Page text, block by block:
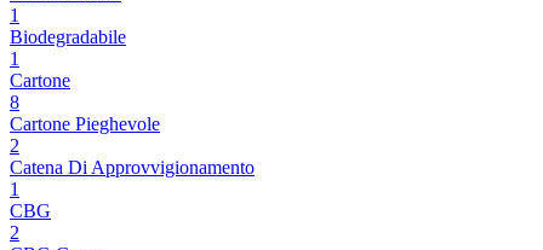
1
Biodegradabile
1
Cartone
8
Cartone Pieghevole
2
Catena Di Approvvigionamento
1
CBG
2